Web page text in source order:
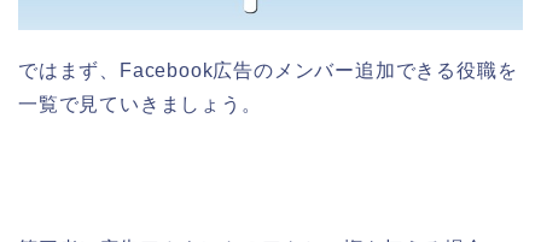
ではまず、Facebook広告のメンバー追加できる役職を
一覧で見ていきましょう。